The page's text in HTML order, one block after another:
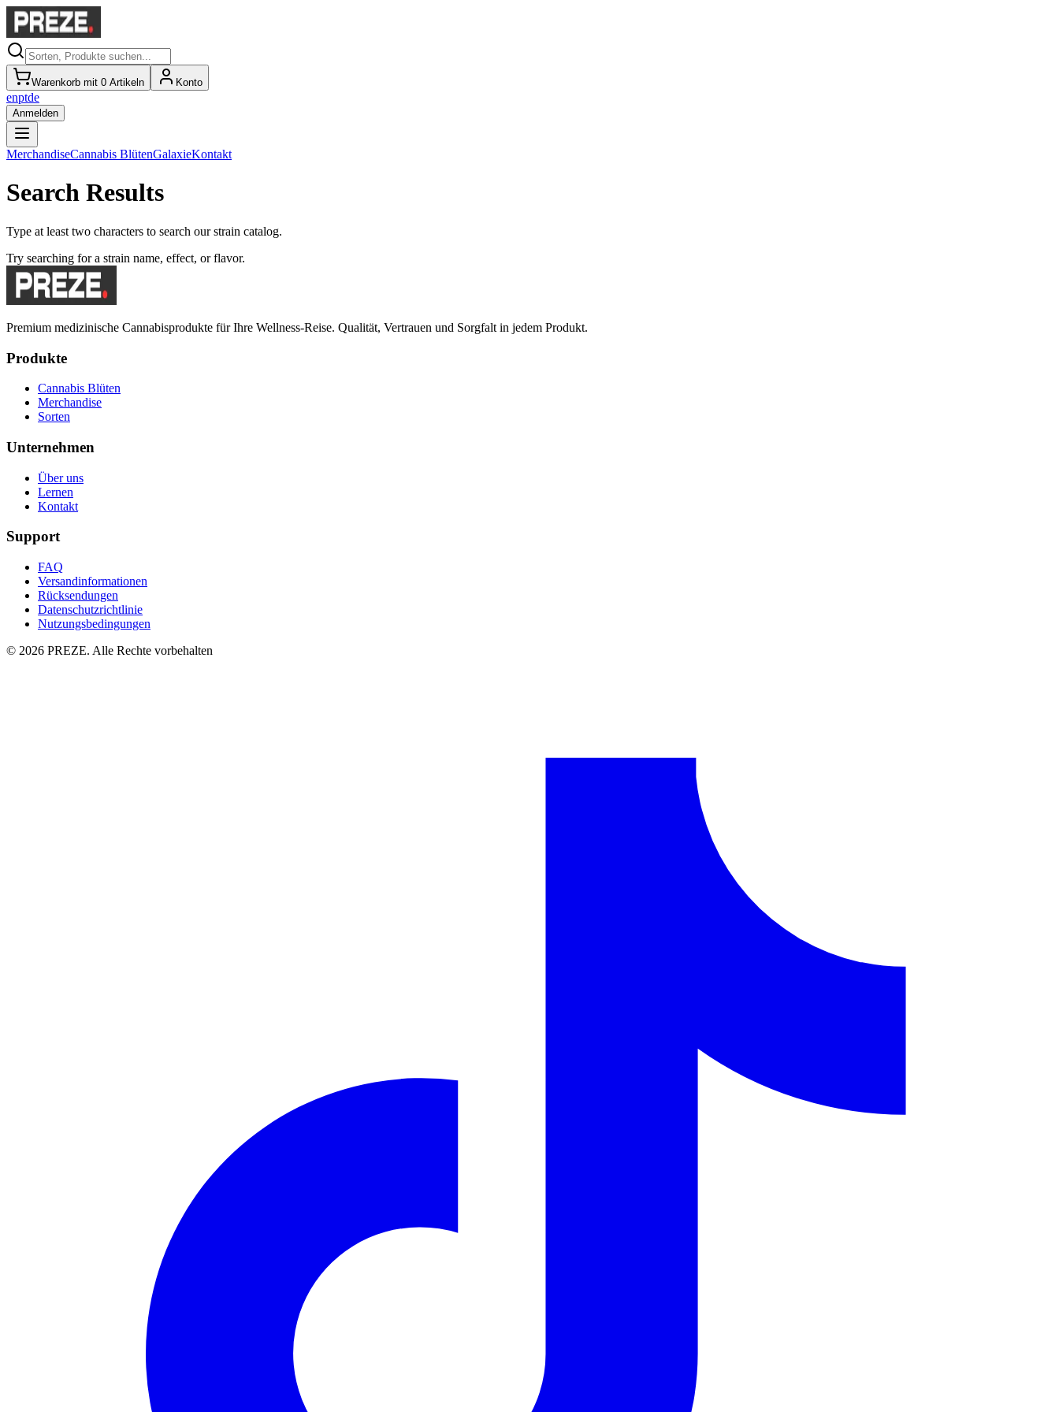
Warenkorb mit 0 Artikeln Konto
enptde
Anmelden
MerchandiseCannabis BlütenGalaxieKontakt
Search Results
Type at least two characters to search our strain catalog.
Try searching for a strain name, effect, or flavor.
Premium medizinische Cannabisprodukte für Ihre Wellness-Reise. Qualität, Vertrauen und Sorgfalt in jedem Produkt.
Produkte
Cannabis Blüten
Merchandise
Sorten
Unternehmen
Über uns
Lernen
Kontakt
Support
FAQ
Versandinformationen
Rücksendungen
Datenschutzrichtlinie
Nutzungsbedingungen
© 2026 PREZE. Alle Rechte vorbehalten